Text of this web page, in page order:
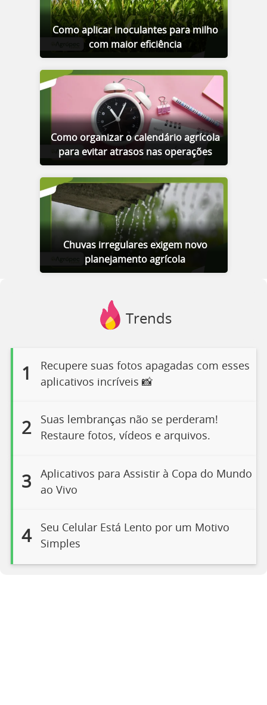
Como aplicar inoculantes para milho
com maior eficiência
Como organizar o calendário agrícola
para evitar atrasos nas operações
Chuvas irregulares exigem novo
planejamento agrícola
Trends
1
Recupere suas fotos apagadas com esses
aplicativos incríveis 📸
2
Suas lembranças não se perderam!
Restaure fotos, vídeos e arquivos.
3
Aplicativos para Assistir à Copa do Mundo
ao Vivo
4
Seu Celular Está Lento por um Motivo
Simples